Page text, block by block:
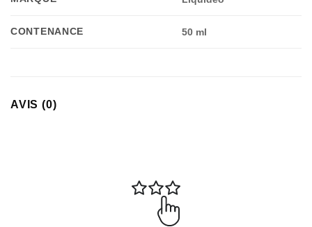
CONTENANCE 50 ml
AVIS (0)